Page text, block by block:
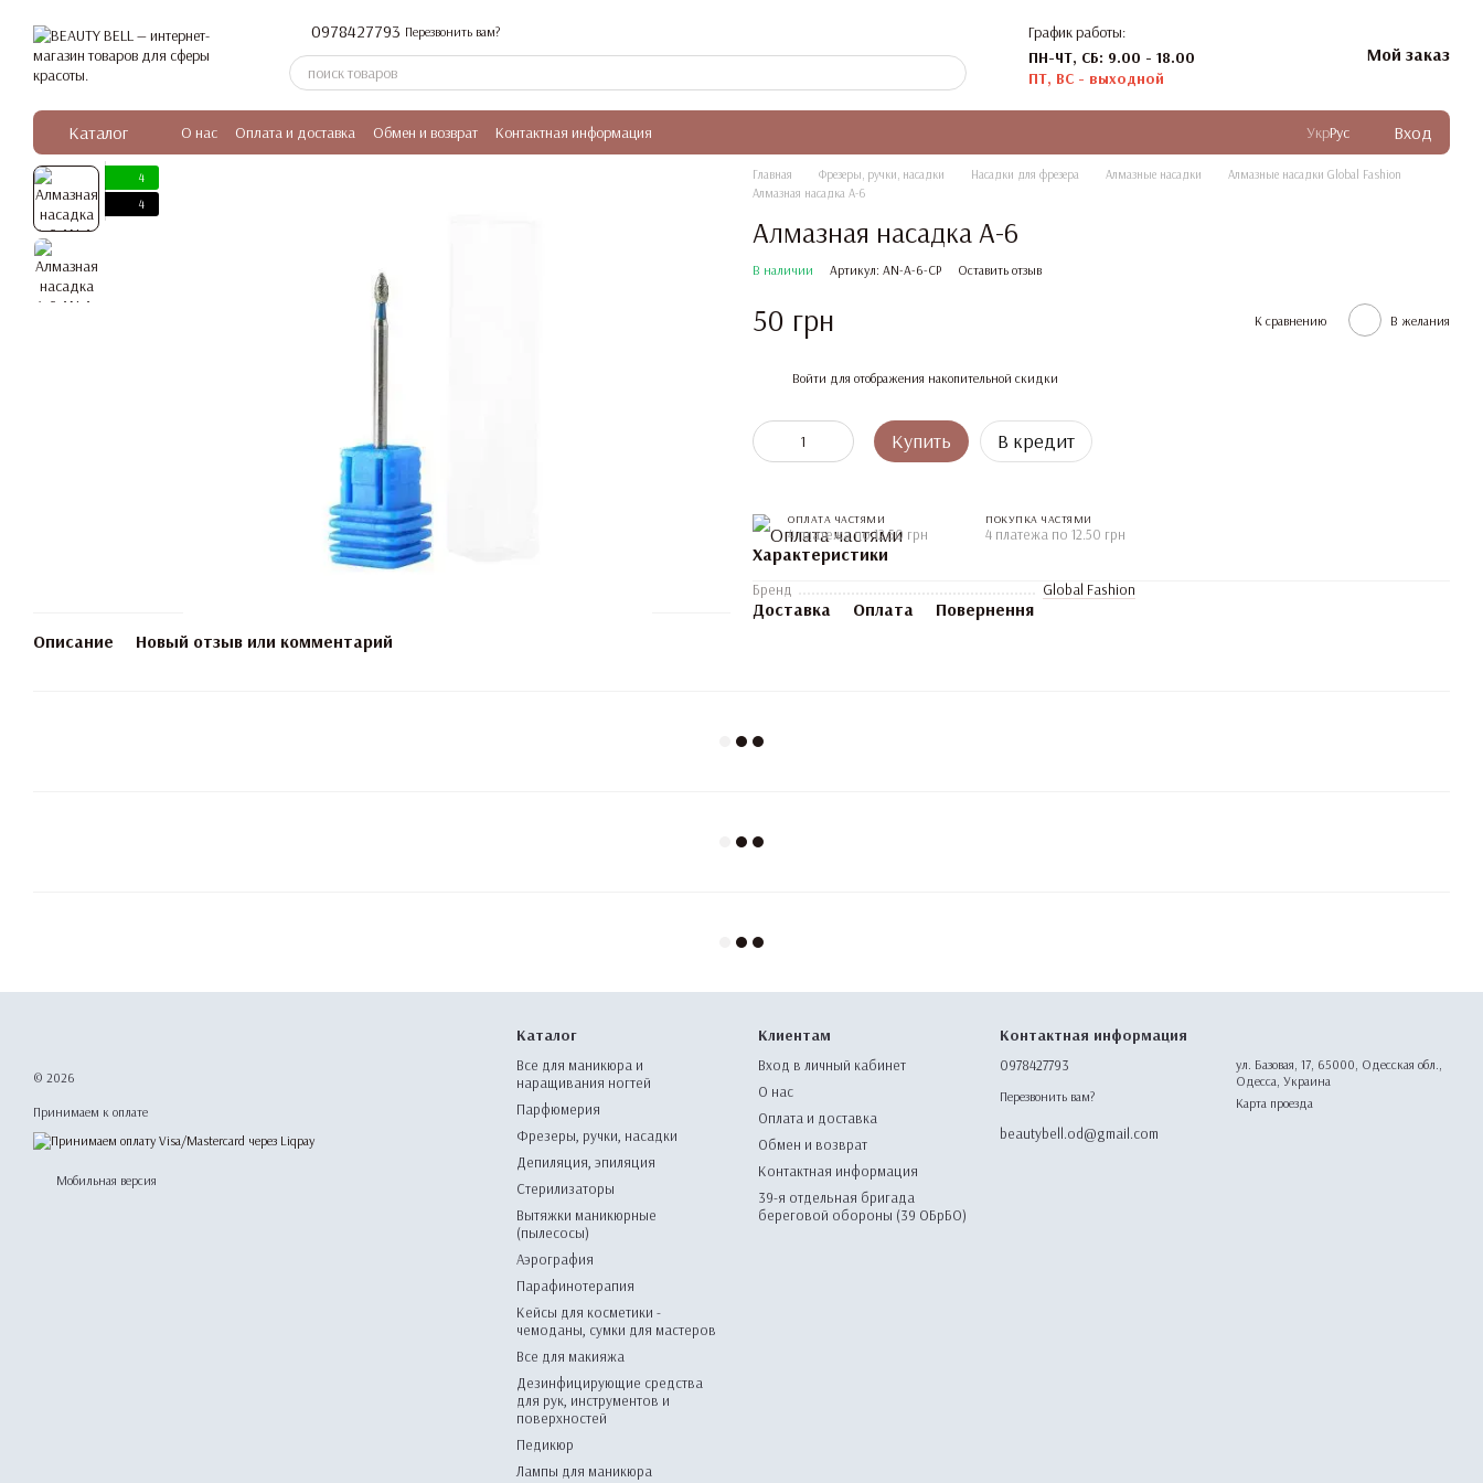
0978427793 Перезвонить вам?
График работы:
ПН-ЧТ, СБ: 9.00 - 18.00
ПТ, ВС - выходной
Мой заказ
Каталог О нас Оплата и доставка Обмен и возврат Контактная информация УкрРус Вход
4
4
Описание Новый отзыв или комментарий
Главная Фрезеры, ручки, насадки Насадки для фрезера Алмазные насадки
Алмазные насадки Global Fashion
Алмазная насадка A-6
Алмазная насадка A-6
В наличии Артикул: AN-A-6-CP Оставить отзыв
50 грн К сравнению В желания
Войти для отображения накопительной скидки
Купить В кредит
ОПЛАТА ЧАСТЯМИ
4 платежа по 12.50 грн
ПОКУПКА ЧАСТЯМИ
4 платежа по 12.50 грн
Характеристики
Бренд Global Fashion
Доставка Оплата Повернення
© 2026
Принимаем к оплате
Мобильная версия
Каталог
Все для маникюра и
наращивания ногтей
Парфюмерия
Фрезеры, ручки, насадки
Депиляция, эпиляция
Стерилизаторы
Вытяжки маникюрные
(пылесосы)
Аэрография
Парафинотерапия
Кейсы для косметики -
чемоданы, сумки для мастеров
Все для макияжа
Дезинфицирующие средства
для рук, инструментов и
поверхностей
Педикюр
Лампы для маникюра
Клиентам
Вход в личный кабинет
О нас
Оплата и доставка
Обмен и возврат
Контактная информация
39-я отдельная бригада
береговой обороны (39 ОБрБО)
Контактная информация
0978427793
Перезвонить вам?
beautybell.od@gmail.com
ул. Базовая, 17, 65000, Одесская обл.,
Одесса, Украина
Карта проезда